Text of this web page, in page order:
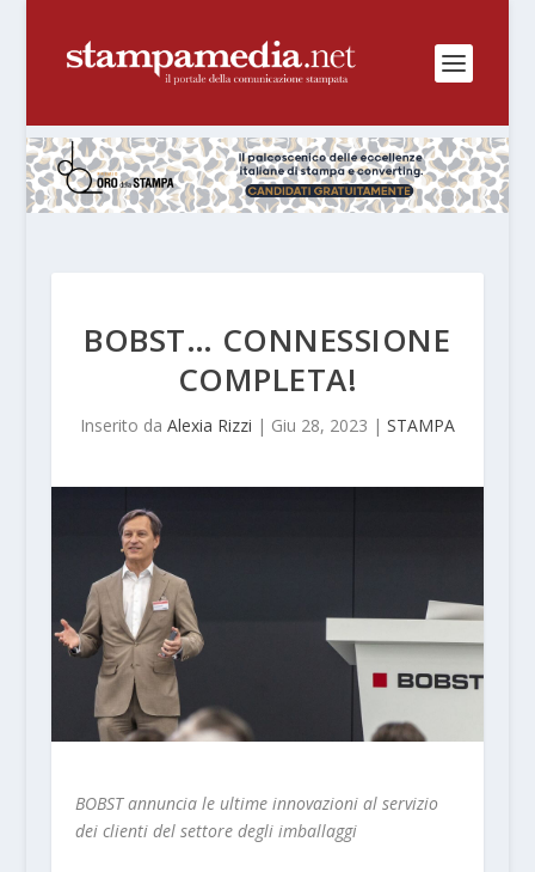
BOBST… CONNESSIONE
COMPLETA!
Inserito da Alexia Rizzi | Giu 28, 2023 | STAMPA
BOBST annuncia le ultime innovazioni al servizio
dei clienti del settore degli imballaggi